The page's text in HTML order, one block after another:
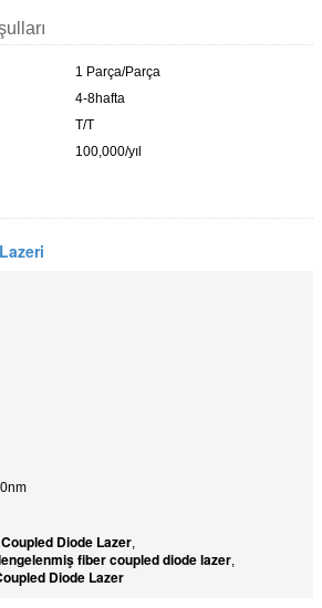
1 Parça/Parça
4-8hafta
T/T
100,000/yıl
Diode Lazer,
fiber coupled diode lazer,
Diode Lazer